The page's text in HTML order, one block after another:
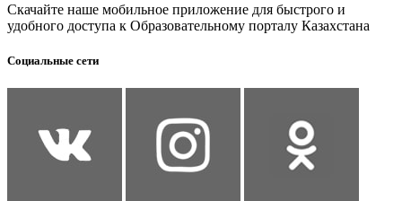
Скачайте наше мобильное приложение для быстрого и
удобного доступа к Образовательному порталу Казахстана
Социальные сети